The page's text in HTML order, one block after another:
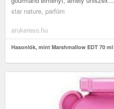
star nature, parfüm
arukereso.hu
Hasonlók, mint Marshmallow EDT 70 ml